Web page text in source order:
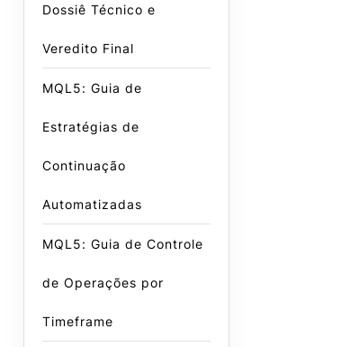
Dossiê Técnico e
Veredito Final
MQL5: Guia de
Estratégias de
Continuação
Automatizadas
MQL5: Guia de Controle
de Operações por
Timeframe